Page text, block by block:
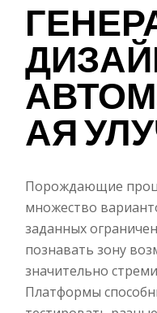
АЯ
Порождающие
множество
заданных
познавать зону
значительно
Платформы